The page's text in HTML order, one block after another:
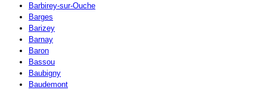
Barbirey-sur-Ouche
Barges
Barizey
Barnay
Baron
Bassou
Baubigny
Baudemont